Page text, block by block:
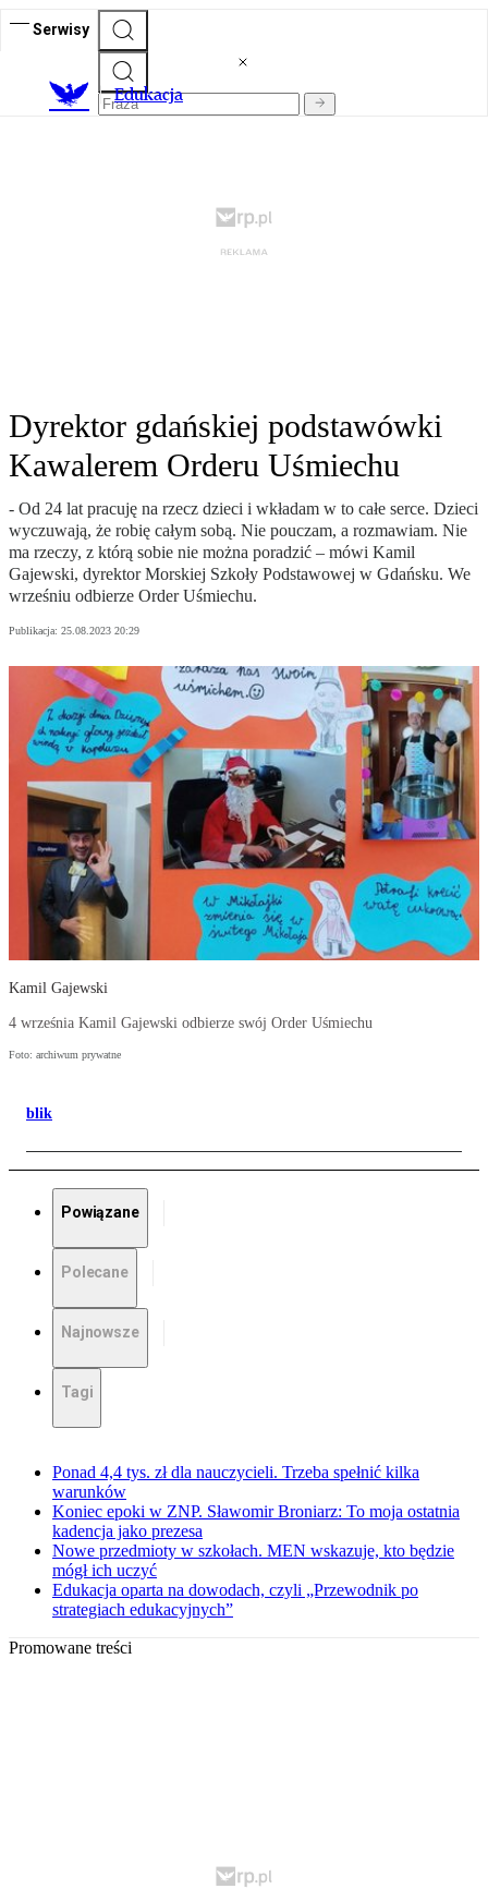
Serwisy
Edukacja
Dyrektor gdańskiej podstawówki
Kawalerem Orderu Uśmiechu
- Od 24 lat pracuję na rzecz dzieci i wkładam w to całe serce. Dzieci
wyczuwają, że robię całym sobą. Nie pouczam, a rozmawiam. Nie
ma rzeczy, z którą sobie nie można poradzić – mówi Kamil
Gajewski, dyrektor Morskiej Szkoły Podstawowej w Gdańsku. We
wrześniu odbierze Order Uśmiechu.
Publikacja: 25.08.2023 20:29
Kamil Gajewski
4 września Kamil Gajewski odbierze swój Order Uśmiechu
Foto: archiwum prywatne
blik
Powiązane
Polecane
Najnowsze
Tagi
Ponad 4,4 tys. zł dla nauczycieli. Trzeba spełnić kilka
warunków
Koniec epoki w ZNP. Sławomir Broniarz: To moja ostatnia
kadencja jako prezesa
Nowe przedmioty w szkołach. MEN wskazuje, kto będzie
mógł ich uczyć
Edukacja oparta na dowodach, czyli „Przewodnik po
strategiach edukacyjnych”
Promowane treści